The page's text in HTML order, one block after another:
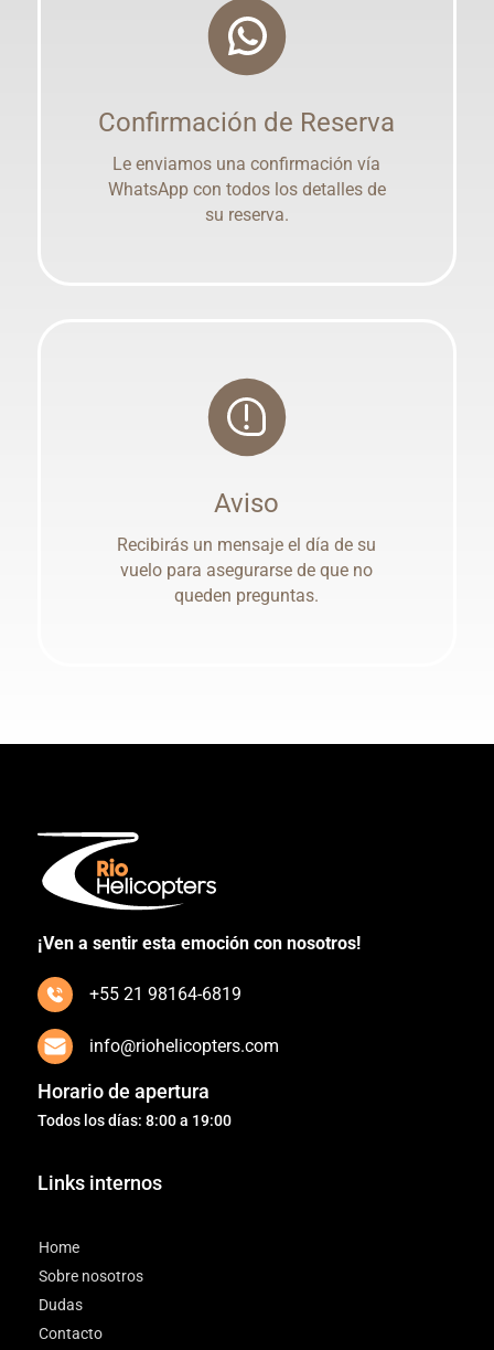
Confirmación de Reserva
Le enviamos una confirmación vía
WhatsApp con todos los detalles de
su reserva.
Aviso
Recibirás un mensaje el día de su
vuelo para asegurarse de que no
queden preguntas.
¡Ven a sentir esta emoción con nosotros!
+55 21 98164-6819
info@riohelicopters.com
Horario de apertura
Todos los días: 8:00 a 19:00
Links internos
Home
Sobre nosotros
Dudas
Contacto